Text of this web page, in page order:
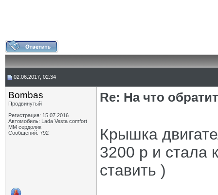
02.06.2017, 02:34
Bombas
Продвинутый
Регистрация: 15.07.2016
Автомобиль: Lada Vesta comfort
MM сердолик
Сообщений: 792
Re: На что
Крышка
3200 р и стала
ставить )